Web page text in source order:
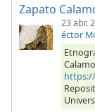
Zapato
23 abr.
éctor
https://